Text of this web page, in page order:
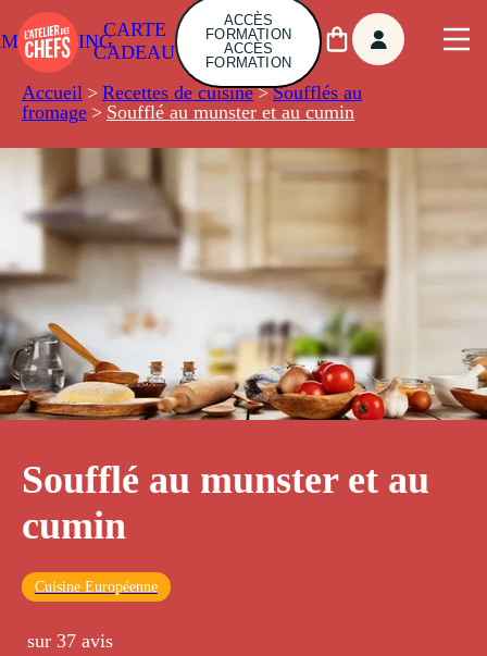
CARTE
CADEAU
ACCÈS
FORMATION
ACCÈS
FORMATION
Accueil > Recettes de cuisine > Soufflés au
fromage > Soufflé au munster et au cumin
Soufflé au munster et au
cumin
Cuisine Européenne
sur 37 avis